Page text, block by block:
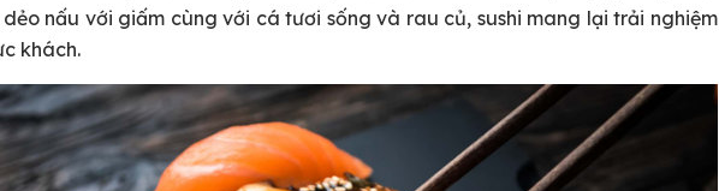
nấu với giấm cùng với cá tươi sống và rau củ, sushi mang lại trải nghiệm
khách.